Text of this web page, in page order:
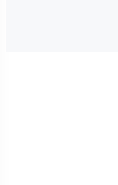
joignable à l’adresse mail :